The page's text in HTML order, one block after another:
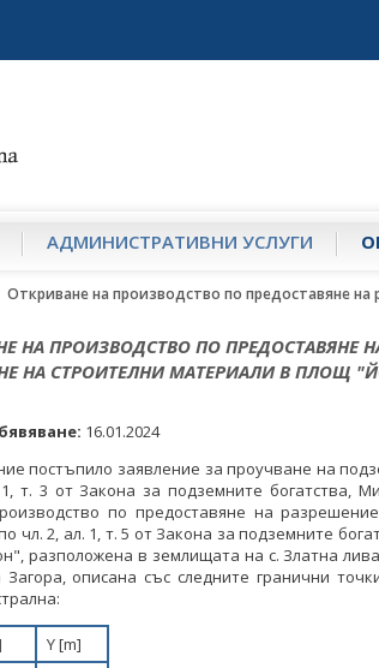
АДМИНИСТРАТИВНИ УСЛУГИ
Откриване на производство по предоставяне на
НА ПРОИЗВОДСТВО ПО ПРЕДОСТАВЯНЕ
НА СТРОИТЕЛНИ МАТЕРИАЛИ В ПЛОЩ
16.01.2024
постъпило заявление за проучване на
т. 3 от Закона за подземните богатства,
по предоставяне на
чл. 2, ал. 1, т. 5 от Закона за подземните
разположена в землищата на с. Златна
Загора, описана със следните гранични
Y [m]